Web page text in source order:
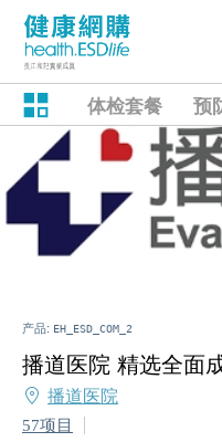
体检套餐 预
产品: EH_ESD_COM_2
播道医院 精选全面
播道医院
57项目